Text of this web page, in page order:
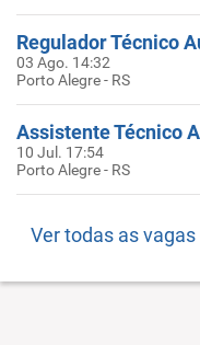
03 Ago. 14:32
Porto Alegre - RS
10 Jul. 17:54
Porto Alegre - RS
Ver todas as